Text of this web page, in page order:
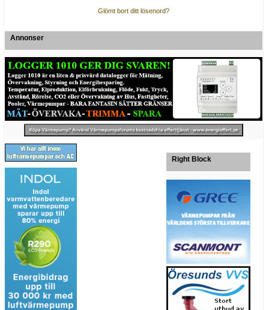
Glömt bort ditt lösenord?
Annonser
Right Block